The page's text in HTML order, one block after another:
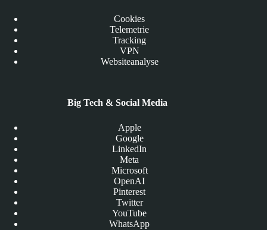
Cookies
Telemetrie
Tracking
VPN
Websiteanalyse
Big Tech & Social Media
Apple
Google
LinkedIn
Meta
Microsoft
OpenAI
Pinterest
Twitter
YouTube
WhatsApp